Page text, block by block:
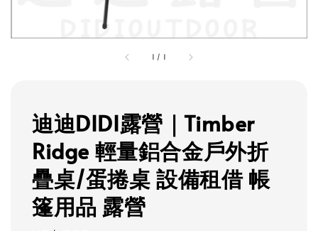
1 / 1
迪迪DIDI露營｜Timber
Ridge 輕量鋁合金戶外折
疊桌/蛋捲桌 設備租借 帳
篷用品 露營